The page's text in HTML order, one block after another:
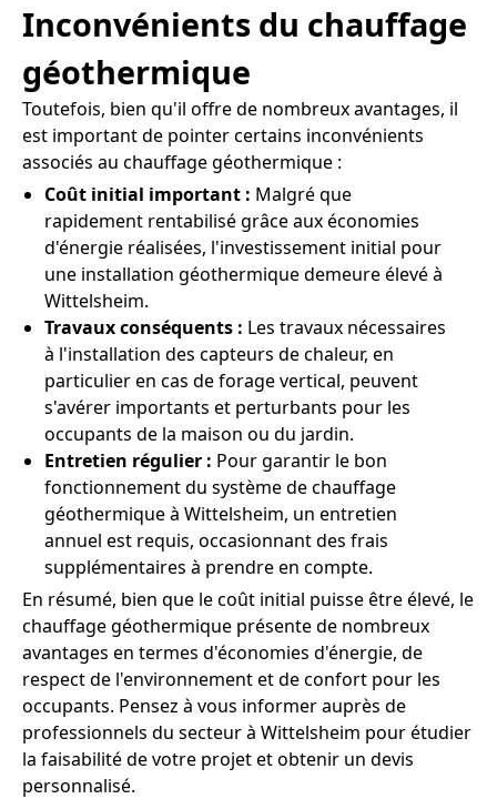
Inconvénients du chauffage
géothermique
Toutefois, bien qu'il offre de nombreux avantages, il
est important de pointer certains inconvénients
associés au chauffage géothermique :
Coût initial important : Malgré que
rapidement rentabilisé grâce aux économies
d'énergie réalisées, l'investissement initial pour
une installation géothermique demeure élevé à
Wittelsheim.
Travaux conséquents : Les travaux nécessaires
à l'installation des capteurs de chaleur, en
particulier en cas de forage vertical, peuvent
s'avérer importants et perturbants pour les
occupants de la maison ou du jardin.
Entretien régulier : Pour garantir le bon
fonctionnement du système de chauffage
géothermique à Wittelsheim, un entretien
annuel est requis, occasionnant des frais
supplémentaires à prendre en compte.
En résumé, bien que le coût initial puisse être élevé, le
chauffage géothermique présente de nombreux
avantages en termes d'économies d'énergie, de
respect de l'environnement et de confort pour les
occupants. Pensez à vous informer auprès de
professionnels du secteur à Wittelsheim pour étudier
la faisabilité de votre projet et obtenir un devis
personnalisé.